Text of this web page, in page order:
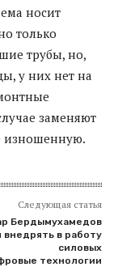
носит
только
трубы, но,
у них нет на
заменяют
изношенную.
Следующая статья
Бердымухамедов
внедрять в работу
силовых
технологии